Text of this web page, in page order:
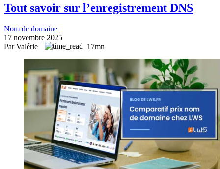
Tout savoir sur l’enregistrement DNS
Nom de domaine
17 novembre 2025
Par Valérie
17mn